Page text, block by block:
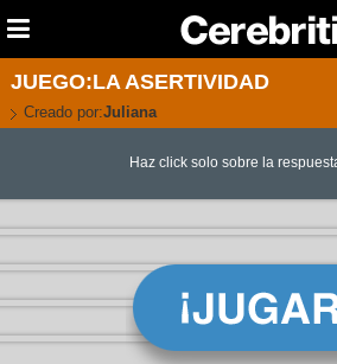
JUEGO:LA ASERTIVIDAD
Creado por:Juliana
Haz click solo sobre la